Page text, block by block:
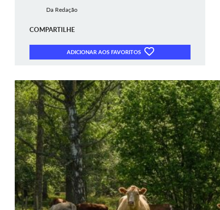
Da Redação
COMPARTILHE
ADICIONAR AOS FAVORITOS